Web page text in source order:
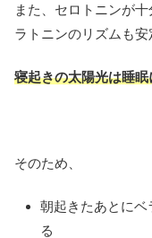
また、セロトニンが
ラトニンのリズムも安
寝起きの太陽光は睡
そのため、
朝起きたあとに
る